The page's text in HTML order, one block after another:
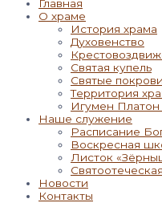
Главная
О храме
История храма
Духовенство
Святая купель
Святые
Территория
Игумен Платон
Наше служение
Расписание
Воскресная
Листок
Новости
Контакты